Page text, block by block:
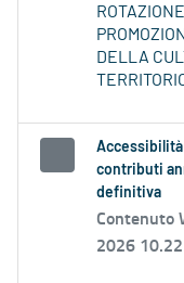
ROTAZIONE
DELLA
contributi
definitiva
Contenuto
2026 10.22